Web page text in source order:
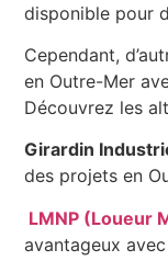
disponible pour
Cependant,
en Outre-Mer
Découvrez les
Girardin
des projets en
LMNP (Loueur
avantageux